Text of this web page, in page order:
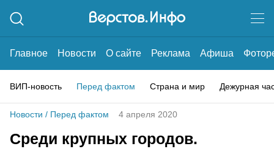
Главное Новости О сайте Реклама Афиша
ВИП-новость Перед фактом Страна и мир Дежурная
Новости / Перед фактом 4 апреля 2020
Среди крупных городов.